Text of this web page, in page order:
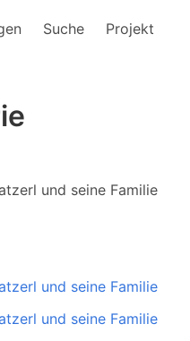
Suche Projekt
und seine Familie
und seine Familie
und seine Familie